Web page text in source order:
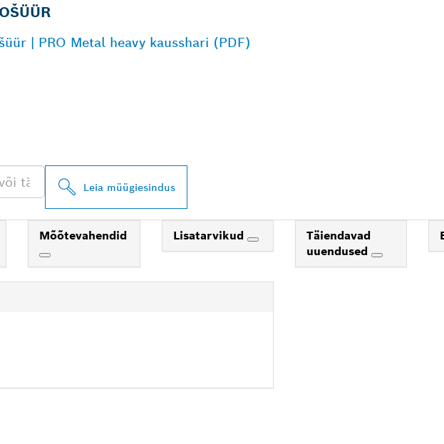
| PRO Metal heavy kausshari (PDF)
Leia müügiesindus
Mõõtevahendid Lisatarvikud
Täiendavad
uuendused